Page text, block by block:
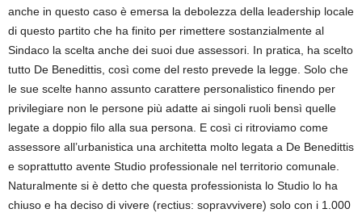
anche in questo caso è emersa la debolezza della leadership locale
di questo partito che ha finito per rimettere sostanzialmente al
Sindaco la scelta anche dei suoi due assessori. In pratica, ha scelto
tutto De Benedittis, così come del resto prevede la legge. Solo che
le sue scelte hanno assunto carattere personalistico finendo per
privilegiare non le persone più adatte ai singoli ruoli bensì quelle
legate a doppio filo alla sua persona. E così ci ritroviamo come
assessore all’urbanistica una architetta molto legata a De Benedittis
e soprattutto avente Studio professionale nel territorio comunale.
Naturalmente si è detto che questa professionista lo Studio lo ha
chiuso e ha deciso di vivere (rectius: sopravvivere) solo con i 1.000